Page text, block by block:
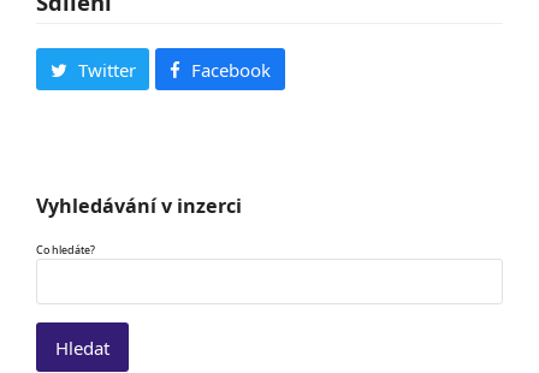
Twitter Facebook
Vyhledávání v inzerci
Co hledáte?